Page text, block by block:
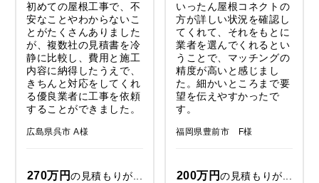
初めての屋根工事で、不
安なことやわからないこ
とがたくさんありました
が、複数社の見積書を冷
静に比較し、費用と施工
内容に納得したうえで、
きちんと対応をしてくれ
る優良業者に工事を依頼
することができました。
広島県呉市 A様
270万円の見積もりが...
いったん屋根コネクトの
方が詳しい状況を確認し
てくれて、それをもとに
業者を選んでくれるとい
うことで、マッチングの
精度が高いと感じまし
た。細かいところまで要
望を伝えやすかったで
す。
福岡県豊前市 F様
200万円の見積もりが...